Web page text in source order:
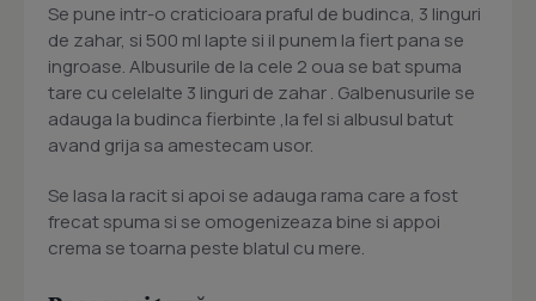
Se pune intr-o craticioara praful de budinca, 3 linguri
de zahar, si 500 ml lapte si il punem la fiert pana se
ingroase. Albusurile de la cele 2 oua se bat spuma
tare cu celelalte 3 linguri de zahar . Galbenusurile se
adauga la budinca fierbinte ,la fel si albusul batut
avand grija sa amestecam usor.
Se lasa la racit si apoi se adauga rama care a fost
frecat spuma si se omogenizeaza bine si appoi
crema se toarna peste blatul cu mere.